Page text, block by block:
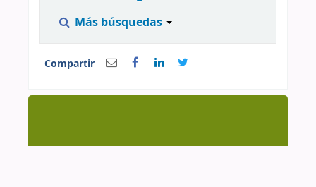
Más búsquedas
Compartir